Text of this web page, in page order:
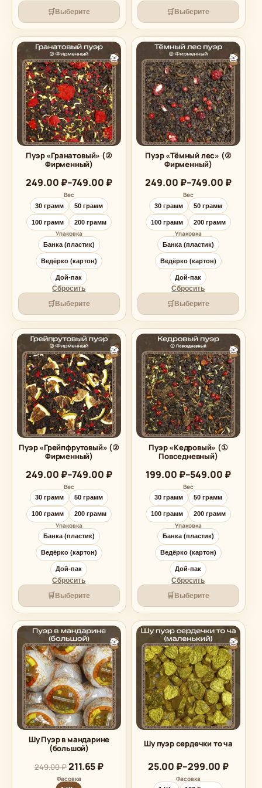
🛒 Выберите 🛒 Выберите
Пуэр «Гранатовый» (②
Фирменный)
249.00 ₽–749.00 ₽
Диапазон
цен:
249.00 ₽
–
749.00 ₽
Вес
30 грамм 50 грамм
100 грамм 200 грамм
Упаковка
Банка (пластик)
Ведёрко (картон)
Дой-пак
Сбросить
🛒Выберите
Пуэр «Тёмный лес» (②
Фирменный)
249.00 ₽–749.00 ₽
Диапазон
цен:
249.00 ₽
–
749.00 ₽
Вес
30 грамм 50 грамм
100 грамм 200 грамм
Упаковка
Банка (пластик)
Ведёрко (картон)
Дой-пак
Сбросить
🛒Выберите
Пуэр «Грейпфрутовый» (②
Фирменный)
249.00 ₽–749.00 ₽
Диапазон
цен:
249.00 ₽
–
749.00 ₽
Вес
30 грамм 50 грамм
100 грамм 200 грамм
Упаковка
Банка (пластик)
Ведёрко (картон)
Дой-пак
Сбросить
🛒 Выберите
Пуэр «Кедровый» (①
Повседневный)
199.00 ₽–549.00 ₽
Диапазон
цен:
199.00 ₽
–
549.00 ₽
Вес
30 грамм 50 грамм
100 грамм 200 грамм
Упаковка
Банка (пластик)
Ведёрко (картон)
Дой-пак
Сбросить
🛒 Выберите
Шу Пуэр в мандарине
(большой)
249.00₽211.65₽
Фасовка
Шу пуэр сердечки то ча
25.00 ₽–299.00 ₽
Диапазон
цен:
Фасовка